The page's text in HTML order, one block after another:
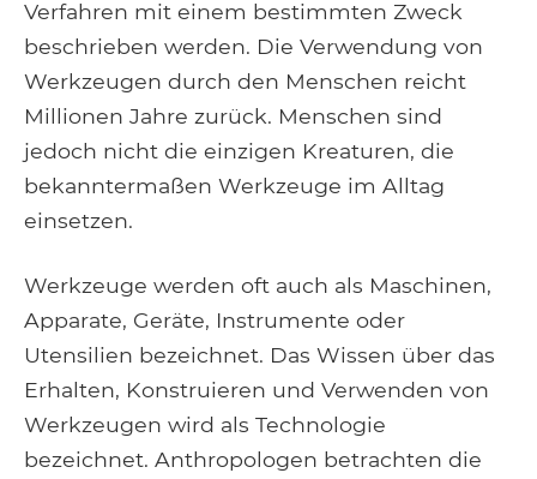
Verfahren mit einem bestimmten Zweck
beschrieben werden. Die Verwendung von
Werkzeugen durch den Menschen reicht
Millionen Jahre zurück. Menschen sind
jedoch nicht die einzigen Kreaturen, die
bekanntermaßen Werkzeuge im Alltag
einsetzen.
Werkzeuge werden oft auch als Maschinen,
Apparate, Geräte, Instrumente oder
Utensilien bezeichnet. Das Wissen über das
Erhalten, Konstruieren und Verwenden von
Werkzeugen wird als Technologie
bezeichnet. Anthropologen betrachten die